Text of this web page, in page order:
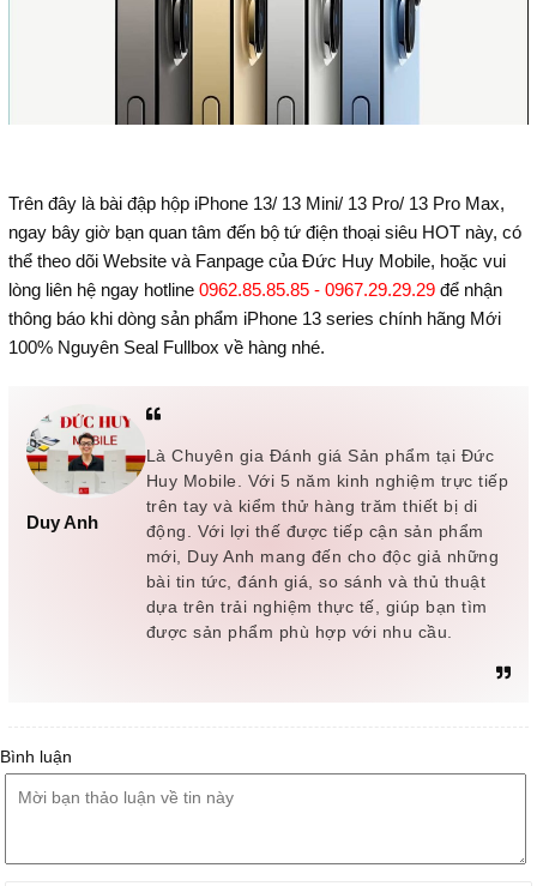
Trên đây là bài đập hộp iPhone 13/ 13 Mini/ 13 Pro/ 13 Pro Max,
ngay bây giờ bạn quan tâm đến bộ tứ điện thoại siêu HOT này, có
thể theo dõi Website và Fanpage của Đức Huy Mobile, hoặc vui
lòng liên hệ ngay hotline 0962.85.85.85 - 0967.29.29.29để nhận
thông báo khi dòng sản phẩm iPhone 13 series chính hãng Mới
100% Nguyên Seal Fullbox về hàng nhé.
Duy Anh
Là Chuyên gia Đánh giá Sản phẩm tại Đức
Huy Mobile. Với 5 năm kinh nghiệm trực tiếp
trên tay và kiểm thử hàng trăm thiết bị di
động. Với lợi thế được tiếp cận sản phẩm
mới, Duy Anh mang đến cho độc giả những
bài tin tức, đánh giá, so sánh và thủ thuật
dựa trên trải nghiệm thực tế, giúp bạn tìm
được sản phẩm phù hợp với nhu cầu.
Bình luận